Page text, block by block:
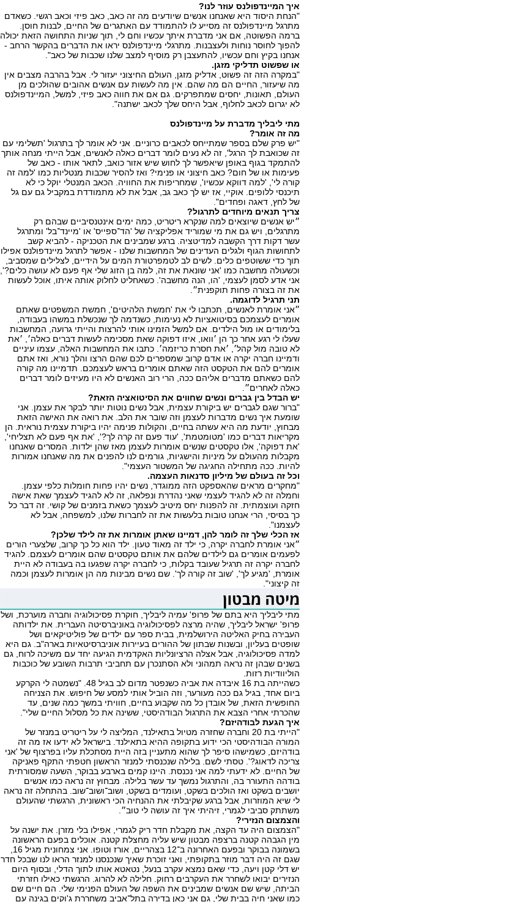
איך המיינדפולנס עוזר לנו?
"הנחת היסוד היא שאנחנו אנשים שיודעים מה זה כאב, כאב פיזי וכאב רגשי. כשאדם
מתרגל מיינדפולנס זה מסייע לו להתמודד עם האתגרים של החיים, לבנות חוסן.
ברמה הפשוטה, אם אני מדברת איתך עכשיו וחם לי, תוך שניות התחושה הזאת יכולה
להפוך לחוסר נוחות ולעצבנות. מתרגלי מיינדפולנס יראו את הדברים בהקשר הרחב -
אנחנו בקיץ וחם עכשיו, להתעצבן רק מוסיף למצב שלנו שכבות של כאב".
או שפשוט תדליקי מזגן.
"במקרה הזה זה פשוט, אדליק מזגן, העולם החיצוני יעזור לי. אבל בהרבה מצבים אין
מה שיעזור, החיים הם מה שהם. אין מה לעשות עם אנשים אהובים שהולכים מן
העולם, תאונות, יחסים שמתפרקים. גם אם את חווה כאב פיזי, למשל, המיינדפולנס
לא יגרום לכאב לחלוף, אבל היחס שלך לכאב ישתנה".
מתי ליבליך מדברת על מיינדפולנס
מה זה אומר?
"יש פרק שלם בספר שמתייחס לכאבים כרוניים. אני לא אומר לך בתרגול 'תשלימי עם
זה שכואבת לך הרגל', זה לא נעים לומר דברים כאלה לאנשים, אבל הייתי מנחה אותך
להתמקד בגוף באופן שיאפשר לך לחוש שיש אזור כואב, לתאר אותו - כאב של
פעימות או של חום? כאב חיצוני או פנימי? ואז להסיר שכבות מנטליות כמו 'למה זה
קורה לי', 'למה דווקא עכשיו', שמחריפות את החוויה. הכאב המנטלי יוקל כי לא
תיכנסי ללופים. אוקיי, אז יש לך כאב גב, אבל את לא מתמודדת במקביל גם עם גל
של לחץ, דאגה ופחדים".
צריך תנאים מיוחדים לתרגול?
״יש אנשים שיוצאים למה שנקרא ריטריט, כמה ימים אינטנסיביים שבהם רק
מתרגלים, ויש גם את מי שמוריד אפליקציה של 'הד־ספייס' או 'מיינד־בל' ומתרגל
עשר דקות דרך הקשבה למדיטציה. ברגע שמבינים את הטכניקה - להביא קשב
לתחושות הגוף ולגלים העדינים של המחשבות שלנו - אפשר לתרגל מיינדפולנס אפילו
תוך כדי ששוטפים כלים. לשים לב לטמפרטורת המים על הידיים, לצלילים שמסביב,
וכשעולה מחשבה כמו 'אני שונאת את זה, למה בן הזוג שלי אף פעם לא עושה כלים?',
אני אדע לסמן לעצמי, 'הו, הנה מחשבה'. כשאחליט לחלוק אותה איתו, אוכל לעשות
את זה בצורה פחות תוקפנית״.
תני תרגיל לדוגמה.
״אני אומרת לאנשים, תכתבו לי את 'חמשת הלהיטים', חמשת המשפטים שאתם
אומרים לעצמכם בסיטואציות לא נעימות, כשנדמה לך שנכשלת במשהו בעבודה,
בלימודים או מול הילדים. אם למשל הזמינו אותי להרצות והייתי גרועה, המחשבות
שעלו לי רגע אחר כך הן ׳וואו, איזו דפוקה שאת מסכימה לעשות דברים כאלה׳, ׳את
לא טובה מול קהל׳, ׳את חסרת כריזמה׳. כתבו את המחשבות האלה, עצמו עיניים
ודמיינו חברה יקרה או אדם קרוב שמספרים לכם שהם הרצו והלך נורא, ואז אתם
אומרים להם את הטקסט הזה שאתם אומרים בראש לעצמכם. תדמיינו מה קורה
להם כשאתם מדברים אליהם ככה, הרי רוב האנשים לא היו מעיזים לומר דברים
כאלה לאחרים״.
יש הבדל בין גברים ונשים שחווים את הסיטואציה הזאת?
"ברור שגם לגברים יש ביקורת עצמית, אבל נשים נוטות יותר לבקר את עצמן. אני
שומעת איך נשים מדברות לעצמן וזה שובר את הלב. את רואה את האישה הזאת
מבחוץ, יודעת מה היא עשתה בחיים, והקולות פנימה יהיו ביקורת עצמית נוראית. הן
מקריאות דברים כמו 'מטומטמת', 'עוד פעם זה קרה לך?', 'את אף פעם לא תצליחי',
'את דפוקה', אלו טקסטים שנשים אומרות לעצמן מאז שהן ילדות. המסרים שאנחנו
מקבלות מהעולם על מיניות והישגיות, גורמים לנו להפנים את מה שאנחנו אמורות
להיות. ככה מתחילה החגיגה של המשטור העצמי".
וכל זה בעולם של מיליון סדנאות העצמה.
"מחקרים מראים שהאספקט הזה ממוגדר, נשים יהיו פחות חומלות כלפי עצמן.
וחמלה זה לא להגיד לעצמי שאני נהדרת ונפלאה, זה לא להגיד לעצמך שאת אישה
חזקה ועוצמתית. זה להפנות יחס מיטיב לעצמך כשאת בזמנים של קושי. זה דבר כל
כך בסיסי, הרי אנחנו טובות בלעשות את זה לחברות שלנו, למשפחה, אבל לא
לעצמנו".
אז הכלי שלך זה לומר להן, דמיינו שאתן אומרות את זה לילד שלכן?
״אני אומרת לחברה יקרה, כי ילד זה מאוד טעון. ילד הוא כל כך קרוב, שלצערי הורים
לפעמים אומרים גם לילדים שלהם את אותם טקסטים שהם אומרים לעצמם. להגיד
לחברה יקרה זה תרגיל שעובד בקלות, כי לחברה יקרה שפגעו בה בעבודה לא היית
אומרת, 'מגיע לך', 'שוב זה קורה לך'. שם נשים מבינות מה הן אומרות לעצמן וכמה
זה קיצוני".
מתי ליבליך היא בתם של פרופ' עמיה ליבליך, חוקרת פסיכולוגיה וחברה מוערכת, ושל
פרופ' ישראל ליבליך, שהיה מרצה לפסיכולוגיה באוניברסיטה העברית. את ילדותה
העבירה בחיק האליטה הירושלמית, בבית ספר עם ילדים של פוליטיקאים ושל
שופטים בעליון, ובשנות שבתון של ההורים בעיירות אוניברסיטאיות בארה"ב. גם היא
למדה פסיכולוגיה, אבל אצלה הרציונליות האקדמית הגיעה יחד עם משיכה לרוח, גם
בשנים שבהן זה נראה תמהוני ולא הסתנכרן עם תחביבי תרבות השובע של כוכבות
הוליוודיות רזות.
כשהייתה בת 16 איבדה את אביה כשנפטר מדום לב בגיל 48. "נשמטה לי הקרקע
ביום אחד, בגיל גם ככה מעורער, וזה הוביל אותי למסע של חיפוש. את הצניחה
החופשית הזאת, של אובדן כל מה שקבוע בחיים, חוויתי במשך כמה שנים, עד
שהכרתי אחרי הצבא את התרגול הבודהיסטי, ששינה את כל מסלול החיים שלי".
איך הגעת לבודהיזם?
"הייתי בת 20 וחברה שחזרה מטיול בתאילנד, המליצה לי על ריטריט במנזר של
המורה הבודהיסטי הכי ידוע בתקופה ההיא בתאילנד. בישראל לא ידעו אז מה זה
בודהיזם, כשמישהו סיפר לך שהוא מתעניין בזה היית מסתכלת עליו בפרצוף של 'אני
צריכה לדאוג?'. טסתי לשם. בלילה שנכנסתי למנזר הראשון חטפתי התקף פאניקה
של החיים. לא ידעתי למה אני נכנסת. היינו קמים בארבע בבוקר, השעה שמסורתית
בודהה התעורר בה, והתרגול נמשך עד עשר בלילה. מבחוץ זה נראה כמו אנשים
יושבים בשקט ואז הולכים בשקט, ועומדים בשקט, ושוב־ושוב־שוב. בהתחלה זה נראה
לי שיא המוזרות, אבל ברגע שקיבלתי את ההנחיה הכי ראשונית, הרגשתי שהעולם
משתתק סביבי לגמרי, זיהיתי איך זה עושה לי טוב״.
והצמצום הנזירי?
"הצמצום היה עד הקצה, את מקבלת חדר ריק לגמרי, אפילו בלי מזרן. את ישנה על
מין הגבהה קטנה ברצפה מבטון שיש עליה מחצלת קטנה. אוכלים בפעם הראשונה
בשמונה בבוקר ובפעם האחרונה ב־12 בצהריים, אורז וטופו. אני צמחונית מגיל 16,
שגם זה היה דבר מוזר בתקופתי, ואני זוכרת שאיך שנכנסנו למנזר הראו לנו שבכל חדר
יש דלי קטן ויעה, כדי שאם נמצא עקרב בנעל, נטאטא אותו לתוך הדלי, ובסוף היום
הנזירים יבואו לשחרר את העקרבים רחוק. חלילה לא להרוג. הרגשתי כאילו חזרתי
הביתה, שיש שם אנשים שמבינים את השפה של העולם הפנימי שלי. הם חיים שם
כמו שאני חיה בבית שלי, גם אני כאן בדירה בתל־אביב משחררת ג'וקים בגינה עם